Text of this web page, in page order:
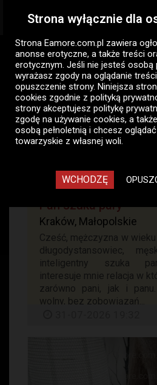
Eamore.com.pl Ogłoszenia
Kraków
Wytrysk w ustach
Wytrysk w ustach -
szuka pary -
towarzyskie
9
Pan szuka pary
Kraków, Małopolskie
Cześć, mężczyzna w
długodystansowiec,
inteligentny szuka
interesuje mnie relacja w
zarówno pani, jak i
wolny, bez zobowiązań...
Strona wyłącznie dla
Strona Eamore.com.pl zawiera
anonse erotyczne, a także treści
erotycznym. Jeśli nie jesteś osobą
wyrażasz zgody na oglądanie
opuszczenie strony. Niniejsza
cookies zgodnie z polityką
strony akceptujesz politykę
zgodę na używanie cookies, a
osobą pełnoletnią i chcesz
towarzyskie z własnej woli.
WCHODZĘ